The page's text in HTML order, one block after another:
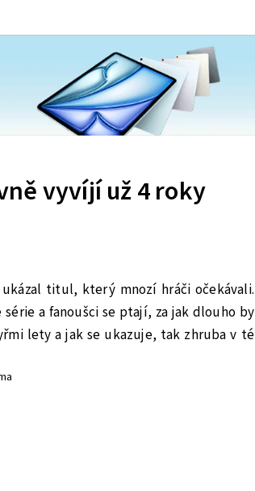
vyvíjí už 4 roky
titul, který mnozí hráči očekávali.
a fanoušci se ptají, za jak dlouho by
lety a jak se ukazuje, tak zhruba v té